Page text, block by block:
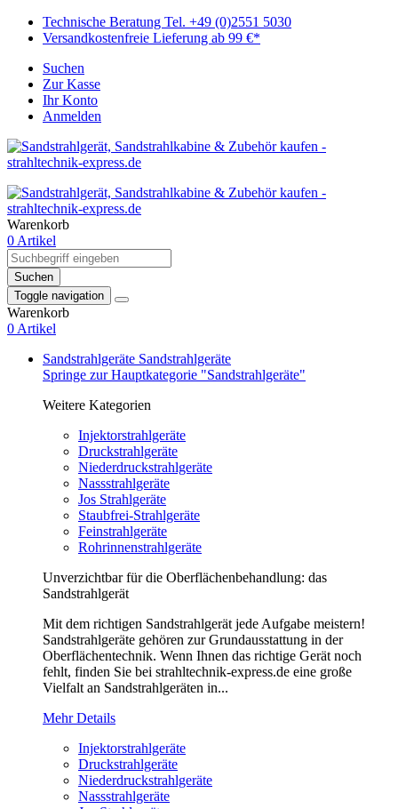
Technische Beratung Tel. +49 (0)2551 5030
Versandkostenfreie Lieferung ab 99 €*
Suchen
Zur Kasse
Ihr Konto
Anmelden
Warenkorb
0 Artikel
Suchen
Toggle navigation
Warenkorb
0 Artikel
Sandstrahlgeräte Sandstrahlgeräte
Springe zur Hauptkategorie "Sandstrahlgeräte"
Weitere Kategorien
Injektorstrahlgeräte
Druckstrahlgeräte
Niederdruckstrahlgeräte
Nassstrahlgeräte
Jos Strahlgeräte
Staubfrei-Strahlgeräte
Feinstrahlgeräte
Rohrinnenstrahlgeräte
Unverzichtbar für die Oberflächenbehandlung: das
Sandstrahlgerät
Mit dem richtigen Sandstrahlgerät jede Aufgabe meistern!
Sandstrahlgeräte gehören zur Grundausstattung in der
Oberflächentechnik. Wenn Ihnen das richtige Gerät noch
fehlt, finden Sie bei strahltechnik-express.de eine große
Vielfalt an Sandstrahlgeräten in...
Mehr Details
Injektorstrahlgeräte
Druckstrahlgeräte
Niederdruckstrahlgeräte
Nassstrahlgeräte